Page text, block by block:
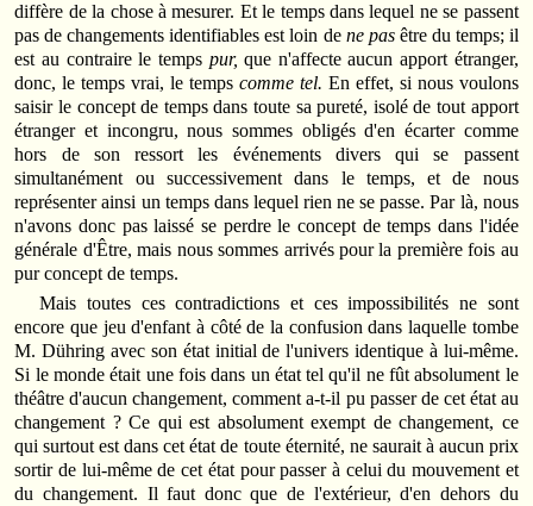
diffère de la chose à mesurer. Et le temps dans lequel ne se passent
pas de changements identifiables est loin de ne pas être du temps; il
est au contraire le temps pur,que n'affecte aucun apport étranger,
donc, le temps vrai, le temps comme tel. En effet, si nous voulons
saisir le concept de temps dans toute sa pureté, isolé de tout apport
étranger et incongru, nous sommes obligés d'en écarter comme
hors de son ressort les événements divers qui se passent
simultanément ou successivement dans le temps, et de nous
représenter ainsi un temps dans lequel rien ne se passe. Par là, nous
n'avons donc pas laissé se perdre le concept de temps dans l'idée
générale d'Être, mais nous sommes arrivés pour la première fois au
pur concept de temps.
Mais toutes ces contradictions et ces impossibilités ne sont
encore que jeu d'enfant à côté de la confusion dans laquelle tombe
M. Dühring avec son état initial de l'univers identique à lui-même.
Si le monde était une fois dans un état tel qu'il ne fût absolument le
théâtre d'aucun changement, comment a-t-il pu passer de cet état au
changement ? Ce qui est absolument exempt de changement, ce
qui surtout est dans cet état de toute éternité, ne saurait à aucun prix
sortir de lui-même de cet état pour passer à celui du mouvement et
du changement. Il faut donc que de l'extérieur, d'en dehors du